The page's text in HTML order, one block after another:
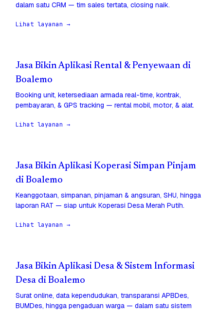
dalam satu CRM — tim sales tertata, closing naik.
Lihat layanan →
Jasa Bikin Aplikasi Rental & Penyewaan di
Boalemo
Booking unit, ketersediaan armada real-time, kontrak,
pembayaran, & GPS tracking — rental mobil, motor, & alat.
Lihat layanan →
Jasa Bikin Aplikasi Koperasi Simpan Pinjam
di Boalemo
Keanggotaan, simpanan, pinjaman & angsuran, SHU, hingga
laporan RAT — siap untuk Koperasi Desa Merah Putih.
Lihat layanan →
Jasa Bikin Aplikasi Desa & Sistem Informasi
Desa di Boalemo
Surat online, data kependudukan, transparansi APBDes,
BUMDes, hingga pengaduan warga — dalam satu sistem